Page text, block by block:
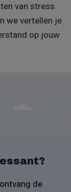
van stress.
we vertellen je
op jouw
de